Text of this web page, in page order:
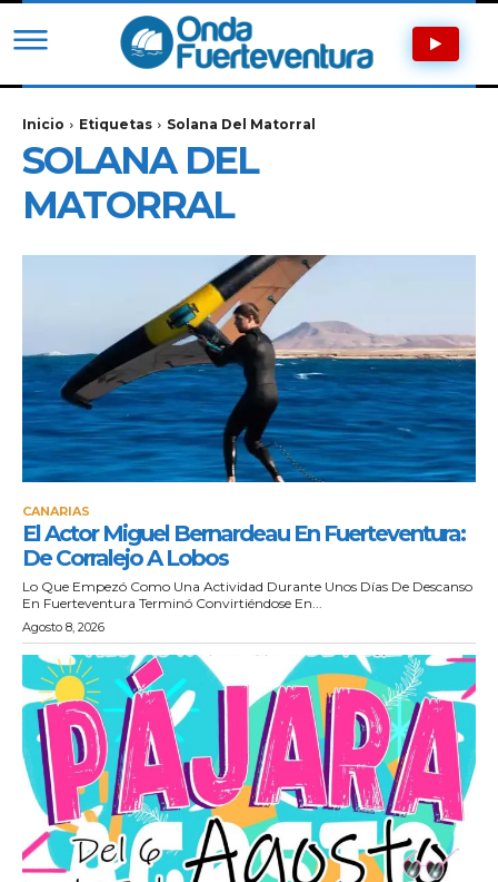
Inicio Etiquetas Solana Del Matorral
SOLANA DEL
MATORRAL
CANARIAS
El Actor Miguel Bernardeau En Fuerteventura:
De Corralejo A Lobos
Lo Que Empezó Como Una Actividad Durante Unos Días De Descanso
En Fuerteventura Terminó Convirtiéndose En...
Agosto 8, 2026